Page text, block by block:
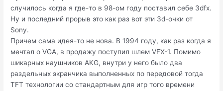
случилось когда я где-то в 98-ом году поставил себе 3dfx.
Ну и последний прорыв это как раз вот эти 3d-очки от
Sony.
Причем сама идея-то не нова. В 1994 году, как раз когда я
мечтал о VGA, в продажу поступил шлем VFX-1. Помимо
шикарных наушников AKG, внутри у него было два
раздельных экранчика выполненных по передовой тогда
TFT технологии со стандартным для игр того времени